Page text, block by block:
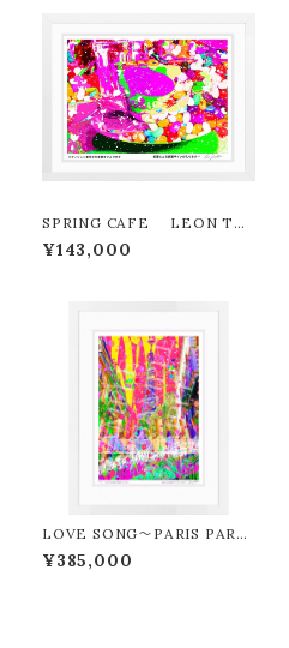
SPRING CAFE LEON TE
RASHIMA版画作品180作限定
¥143,000
LOVE SONG～PARIS PART
Y LEON TERASHIMA版画
作品77作限定（オンライン限定特
¥385,000